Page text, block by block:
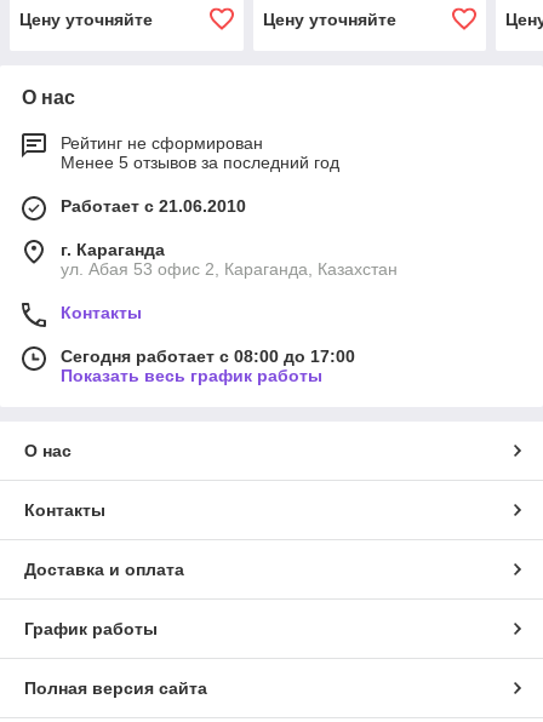
Цену уточняйте
Цену уточняйте
О нас
Рейтинг не сформирован
Менее 5 отзывов за последний год
Работает с 21.06.2010
г. Караганда
ул. Абая 53 офис 2, Караганда, Казахстан
Контакты
Сегодня работает с 08:00 до 17:00
Показать весь график работы
О нас
Контакты
Доставка и оплата
График работы
Полная версия сайта